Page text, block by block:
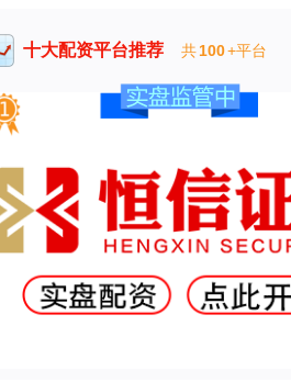
十大配资平台推荐 共100+平台